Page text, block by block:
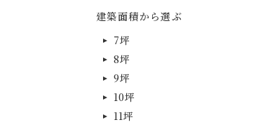
建築面積から選ぶ
7坪
8坪
9坪
10坪
11坪